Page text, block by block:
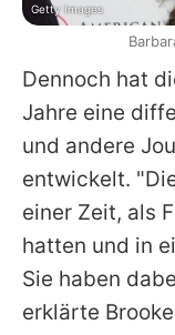
Dennoch hat
Jahre eine
und andere
entwickelt.
einer Zeit, als
hatten und in
Sie haben
erklärte
Getty Images